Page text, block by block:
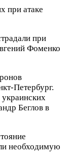
при
Фоменко
Петербург.
украинских
Беглов в
необходимую